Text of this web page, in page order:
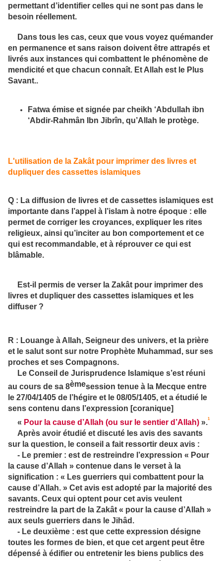
permettant d’identifier celles qui ne sont pas dans le
besoin réellement.
Dans tous les cas, ceux que vous voyez quémander
en permanence et sans raison doivent être attrapés et
livrés aux instances qui combattent le phénomène de
mendicité et que chacun connaît. Et Allah est le Plus
Savant..
Fatwa émise et signée par cheikh ‘Abdullah ibn
‘Abdir-Rahmân Ibn Jibrîn, qu’Allah le protège.
L'utilisation de la Zakât pour imprimer des livres et
dupliquer des cassettes islamiques
Q : La diffusion de livres et de cassettes islamiques est
importante dans l’appel à l’islam à notre époque : elle
permet de corriger les croyances, expliquer les rites
religieux, ainsi qu’inciter au bon comportement et ce
qui est recommandable, et à réprouver ce qui est
blâmable.
Est-il permis de verser la Zakât pour imprimer des
livres et dupliquer des cassettes islamiques et les
diffuser ?
R : Louange à Allah, Seigneur des univers, et la prière
et le salut sont sur notre Prophète Muhammad, sur ses
proches et ses Compagnons.
Le Conseil de Jurisprudence Islamique s’est réuni
au cours de sa 8èmesession tenue à la Mecque entre
le 27/04/1405 de l’hégire et le 08/05/1405, et a étudié le
sens contenu dans l’expression [coranique]
« Pour la cause d’Allah (ou sur le sentier d’Allah)».1
Après avoir étudié et discuté les avis des savants
sur la question, le conseil a fait ressortir deux avis :
- Le premier : est de restreindre l’expression « Pour
la cause d’Allah » contenue dans le verset à la
signification : « Les guerriers qui combattent pour la
cause d’Allah. » Cet avis est adopté par la majorité des
savants. Ceux qui optent pour cet avis veulent
restreindre la part de la Zakât « pour la cause d’Allah »
aux seuls guerriers dans le Jihâd.
- Le deuxième : est que cette expression désigne
toutes les formes de bien, et que cet argent peut être
dépensé à édifier ou entretenir les biens publics des